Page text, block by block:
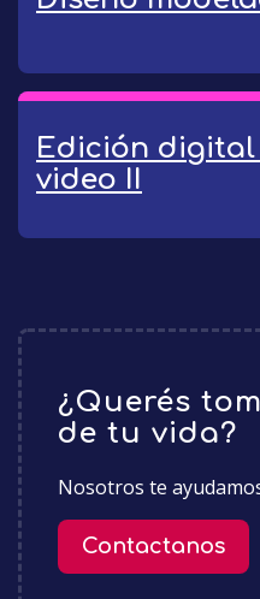
Edición
video II
¿Querés
de tu vida?
Nosotros te
Contactanos